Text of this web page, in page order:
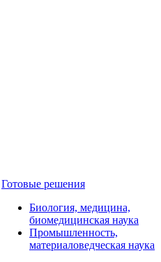
Готовые решения
Биология, медицина,
биомедицинская наука
Промышленность,
материаловедческая наука